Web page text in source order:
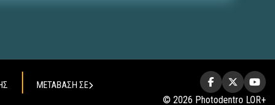
ΜΕΤΑΒΑΣΗ ΣΕ
© 2026 Photodentro LOR+